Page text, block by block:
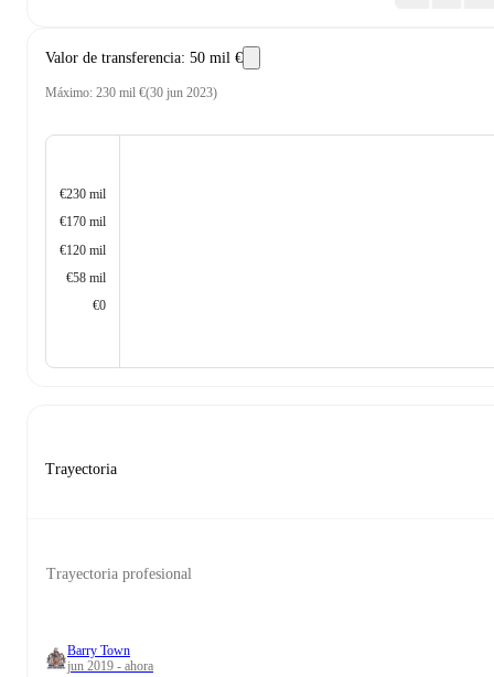
Valor de transferencia: 50 mil €
Máximo: 230 mil €(30 jun 2023)
€230 mil
€170 mil
€120 mil
€58 mil
€0
Trayectoria
Trayectoria profesional
Barry Town
jun 2019 - ahora